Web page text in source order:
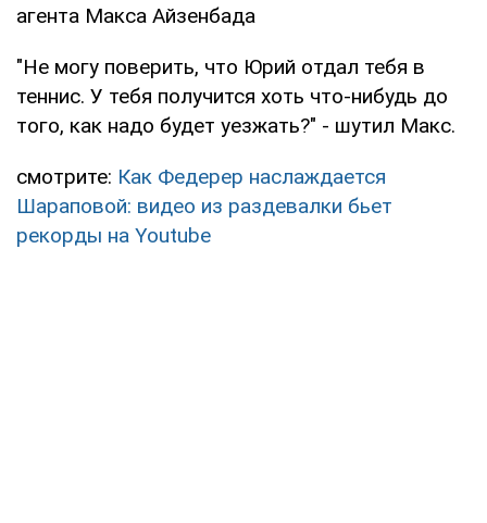
агента Макса Айзенбада
"Не могу поверить, что Юрий отдал тебя в
теннис. У тебя получится хоть что-нибудь до
того, как надо будет уезжать?" - шутил Макс.
смотрите: Как Федерер наслаждается
Шараповой: видео из раздевалки бьет
рекорды на Youtube